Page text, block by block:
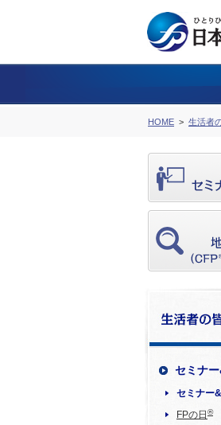
HOME 生活者
セミナ
セミナー
FPの日 ®